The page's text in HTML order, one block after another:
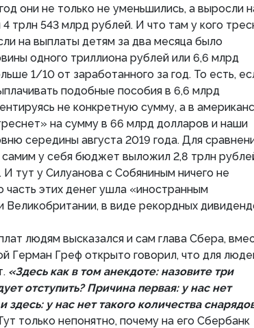
они не только не уменьшились, а выросли
трлн 543 млрд рублей. И что там у кого
на выплаты детям за два месяца было
одного триллиона рублей или 6,6 млрд
1/10 от заработанного за год. То есть,
подобные пособия в 6,6 млрд
не конкретную сумму, а в
на сумму в 66 млрд долларов и наши
середины августа 2019 года. Для
самим у себя бюджет выложил 2,8 трлн
тут у Силуанова с Собяниным ничего не
часть этих денег ушла «иностранным
в виде рекордных
людям высказался и сам глава Сбера,
Герман Греф открыто говорил, что для
«Здесь как в том анекдоте: назовите три
отступить? Причина первая: у нас нет
здесь: у нас нет такого количества
только непонятно, почему на его Сбербанк